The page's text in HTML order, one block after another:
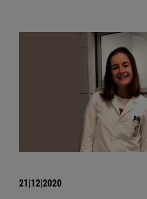
21|12|2020